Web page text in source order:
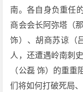
南。各自身负重任
商会会长阿弥塔（
饰）、胡商苏谅（
人，还遭遇岭南刺
（公磊 饰）的重
们将如何打破死局